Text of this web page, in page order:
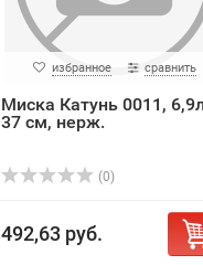
избранное сравнить
Миска Катунь 0011,
37 см, нерж.
(0)
492,63 руб.